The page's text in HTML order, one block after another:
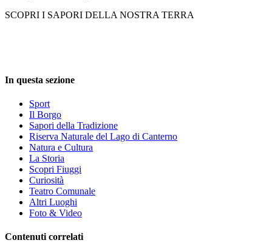
SCOPRI I SAPORI DELLA NOSTRA TERRA
In questa sezione
Sport
Il Borgo
Sapori della Tradizione
Riserva Naturale del Lago di Canterno
Natura e Cultura
La Storia
Scopri Fiuggi
Curiosità
Teatro Comunale
Altri Luoghi
Foto & Video
Contenuti correlati